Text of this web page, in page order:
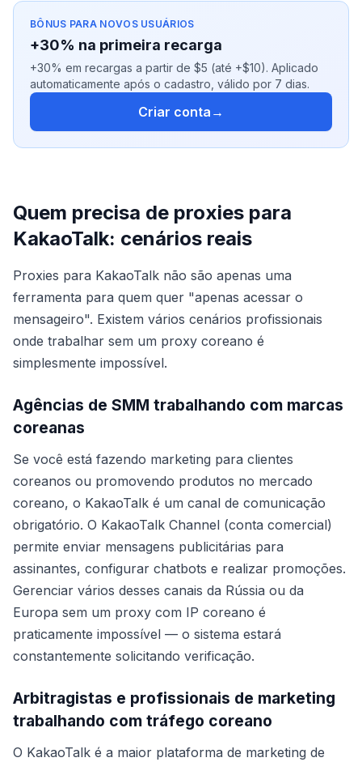
BÔNUS PARA NOVOS USUÁRIOS
+30% na primeira recarga
+30% em recargas a partir de $5 (até +$10). Aplicado
automaticamente após o cadastro, válido por 7 dias.
Criar conta →
Quem precisa de proxies para
KakaoTalk: cenários reais
Proxies para KakaoTalk não são apenas uma
ferramenta para quem quer "apenas acessar o
mensageiro". Existem vários cenários profissionais
onde trabalhar sem um proxy coreano é
simplesmente impossível.
Agências de SMM trabalhando com marcas
coreanas
Se você está fazendo marketing para clientes
coreanos ou promovendo produtos no mercado
coreano, o KakaoTalk é um canal de comunicação
obrigatório. O KakaoTalk Channel (conta comercial)
permite enviar mensagens publicitárias para
assinantes, configurar chatbots e realizar promoções.
Gerenciar vários desses canais da Rússia ou da
Europa sem um proxy com IP coreano é
praticamente impossível — o sistema estará
constantemente solicitando verificação.
Arbitragistas e profissionais de marketing
trabalhando com tráfego coreano
O KakaoTalk é a maior plataforma de marketing de